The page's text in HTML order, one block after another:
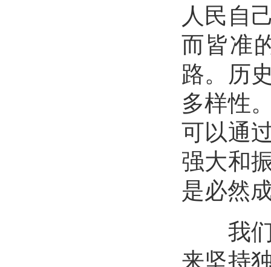
人民自
而皆准
路。历
多样性
可以通
强大和
是必然
我们
来坚持